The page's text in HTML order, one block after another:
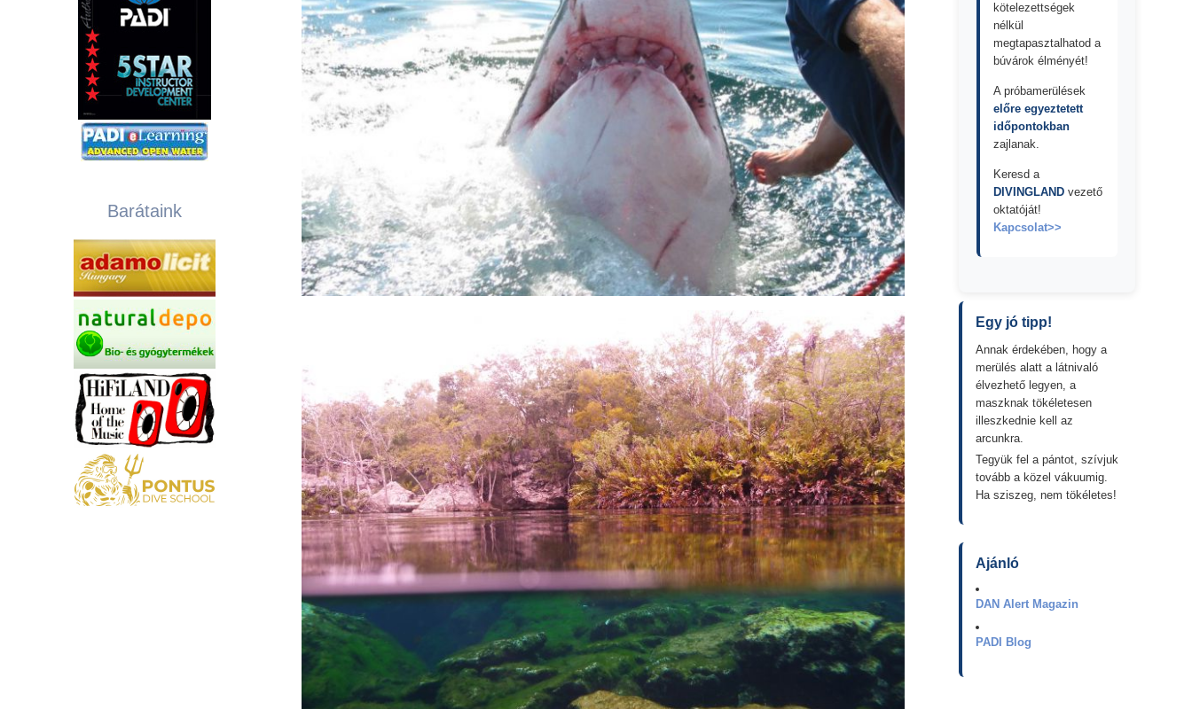
Barátaink
kötelezettségek
nélkül
megtapasztalhatod a
búvárok élményét!
A próbamerülések
előre egyeztetett
időpontokban
zajlanak.
Keresd a
DIVINGLAND vezető
oktatóját!
Kapcsolat>>
Egy jó tipp!
Annak érdekében, hogy a
merülés alatt a látnivaló
élvezhető legyen, a
maszknak tökéletesen
illeszkednie kell az
arcunkra.
Tegyük fel a pántot, szívjuk
tovább a közel vákuumig.
Ha sziszeg, nem tökéletes!
Ajánló
DAN Alert Magazin
PADI Blog